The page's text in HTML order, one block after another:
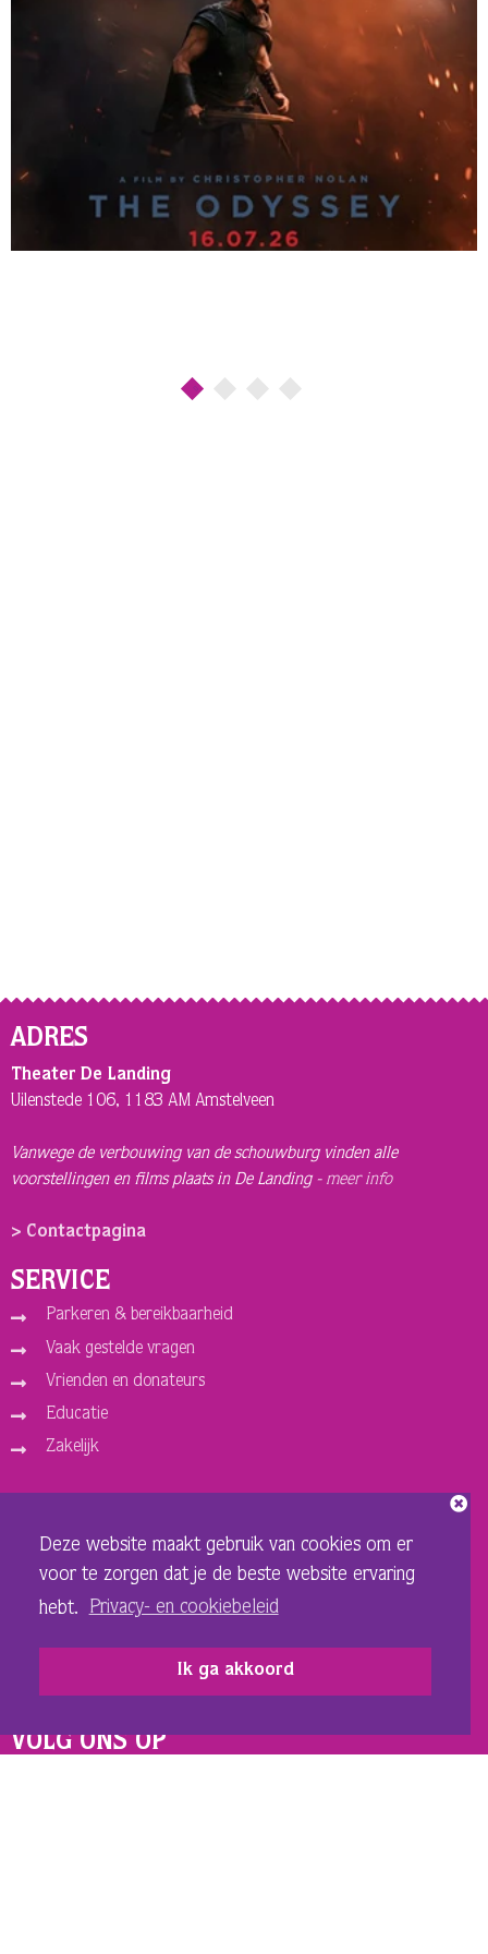
Deze website maakt gebruik van cookies om er
voor te zorgen dat je de beste website ervaring
hebt.
Privacy- en cookiebeleid
Ik ga akkoord
ADRES
Theater De Landing
Uilenstede 106, 1183 AM Amstelveen
Vanwege de verbouwing van de schouwburg vinden alle
voorstellingen en films plaats in De Landing - meer info
> Contactpagina
SERVICE
Parkeren & bereikbaarheid
Vaak gestelde vragen
Vrienden en donateurs
Educatie
Zakelijk
Over ons
Vacatures
Privacy- en cookiebeleid
Sponsoren en adverteerders
VOLG ONS OP